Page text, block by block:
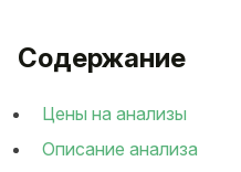
Содержание
Цены на анализы
Описание анализа